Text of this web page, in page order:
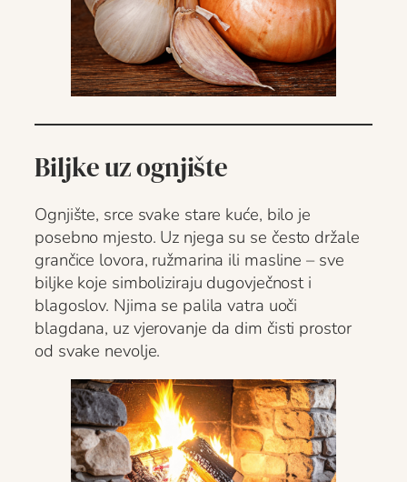
Biljke uz ognjište
Ognjište, srce svake stare kuće, bilo je
posebno mjesto. Uz njega su se često držale
grančice lovora, ružmarina ili masline – sve
biljke koje simboliziraju dugovječnost i
blagoslov. Njima se palila vatra uoči
blagdana, uz vjerovanje da dim čisti prostor
od svake nevolje.